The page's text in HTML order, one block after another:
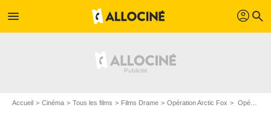
menu profil search
Accueil Cinéma Tous les films Films Drame Opération Arctic Fox Opération Arctic Fox en DVD Blu Ray